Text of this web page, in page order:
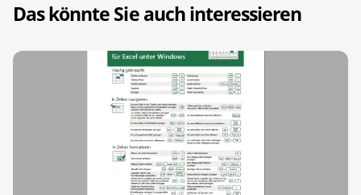
Das könnte Sie auch interessieren